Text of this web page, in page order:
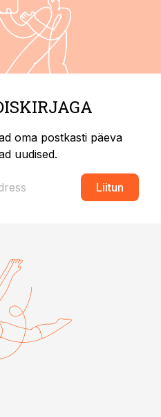
oma postkasti päeva
uudised.
Liitun